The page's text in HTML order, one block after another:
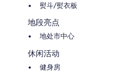
熨斗/熨衣板
地段亮点
地处市中心
休闲活动
健身房